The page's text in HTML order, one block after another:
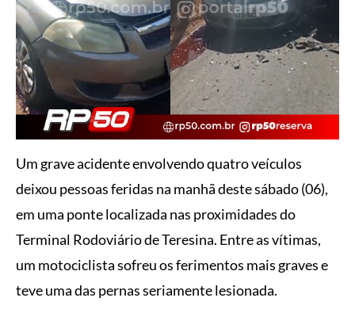
Um grave acidente envolvendo quatro veículos
deixou pessoas feridas na manhã deste sábado (06),
em uma ponte localizada nas proximidades do
Terminal Rodoviário de Teresina. Entre as vítimas,
um motociclista sofreu os ferimentos mais graves e
teve uma das pernas seriamente lesionada.